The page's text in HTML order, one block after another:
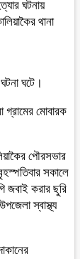
ঘটনায়
থানা
ঘটে।
গ্রামের মোবারক
পৌরসভার
বৃহস্পতিবার সকালে
জবাই করার ছুরি
স্বাস্থ্য